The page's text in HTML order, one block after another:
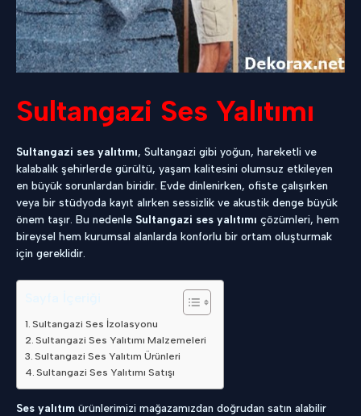
Sultangazi Ses Yalıtımı
Sultangazi ses yalıtımı, Sultangazi gibi yoğun, hareketli ve
kalabalık şehirlerde gürültü, yaşam kalitesini olumsuz etkileyen
en büyük sorunlardan biridir. Evde dinlenirken, ofiste çalışırken
veya bir stüdyoda kayıt alırken sessizlik ve akustik denge büyük
önem taşır. Bu nedenle Sultangazi ses yalıtımı çözümleri, hem
bireysel hem kurumsal alanlarda konforlu bir ortam oluşturmak
için gereklidir.
Sultangazi Ses İzolasyonu
Sultangazi Ses Yalıtımı Malzemeleri
Sultangazi Ses Yalıtım Ürünleri
Sultangazi Ses Yalıtımı Satışı
Ses yalıtım ürünlerimizi mağazamızdan doğrudan satın alabilir